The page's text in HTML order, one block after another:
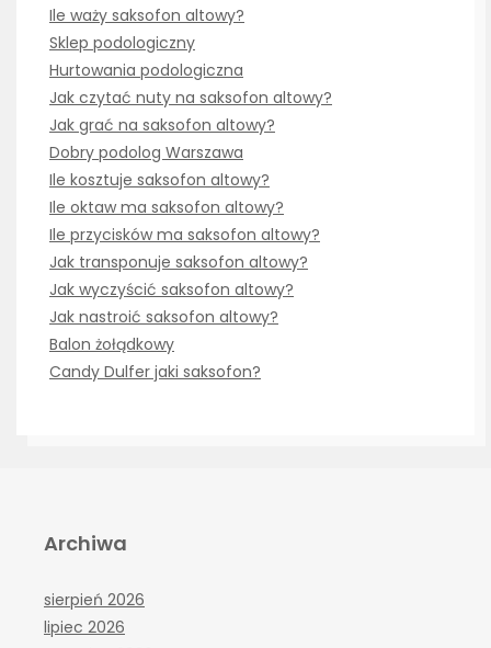
Ile waży saksofon altowy?
Sklep podologiczny
Hurtowania podologiczna
Jak czytać nuty na saksofon altowy?
Jak grać na saksofon altowy?
Dobry podolog Warszawa
Ile kosztuje saksofon altowy?
Ile oktaw ma saksofon altowy?
Ile przycisków ma saksofon altowy?
Jak transponuje saksofon altowy?
Jak wyczyścić saksofon altowy?
Jak nastroić saksofon altowy?
Balon żołądkowy
Candy Dulfer jaki saksofon?
Archiwa
sierpień 2026
lipiec 2026